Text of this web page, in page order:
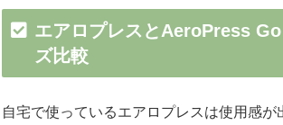
エアロプレスとAeroPress
ズ比較
自宅で使っているエアロプレスは使用感が